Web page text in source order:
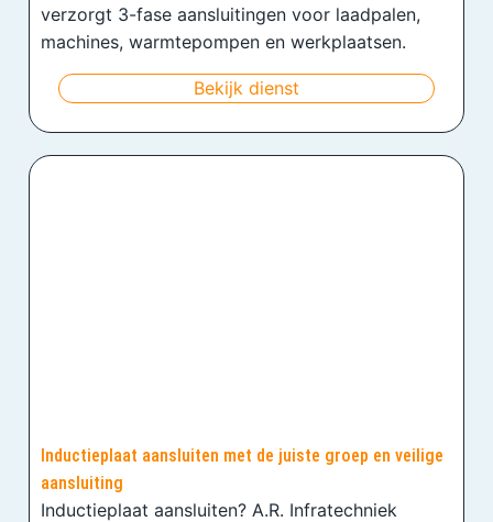
verzorgt 3-fase aansluitingen voor laadpalen,
machines, warmtepompen en werkplaatsen.
Bekijk dienst
Inductieplaat aansluiten met de juiste groep en veilige
aansluiting
Inductieplaat aansluiten? A.R. Infratechniek